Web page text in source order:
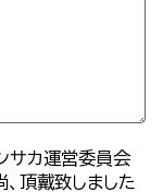
サカ運営委員会
頂戴致しました